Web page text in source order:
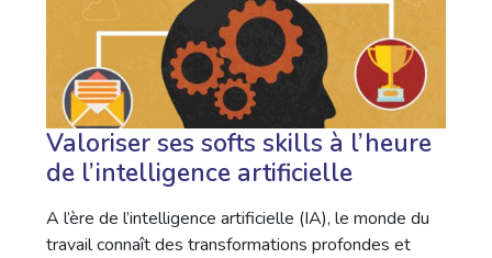
Valoriser ses softs skills à l’heure
de l’intelligence artificielle
A l’ère de l’intelligence artificielle (IA), le monde du
travail connaît des transformations profondes et